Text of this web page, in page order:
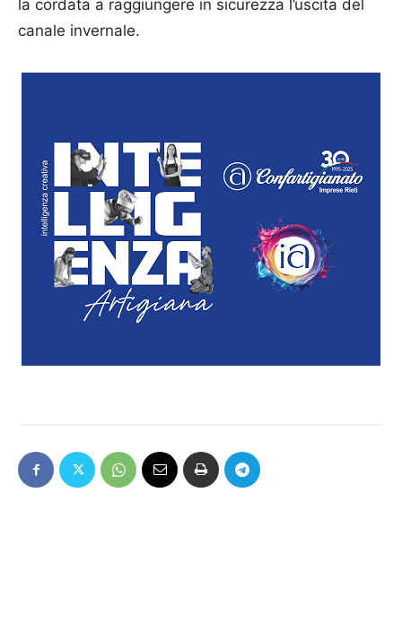
la cordata a raggiungere in sicurezza l’uscita del
canale invernale.